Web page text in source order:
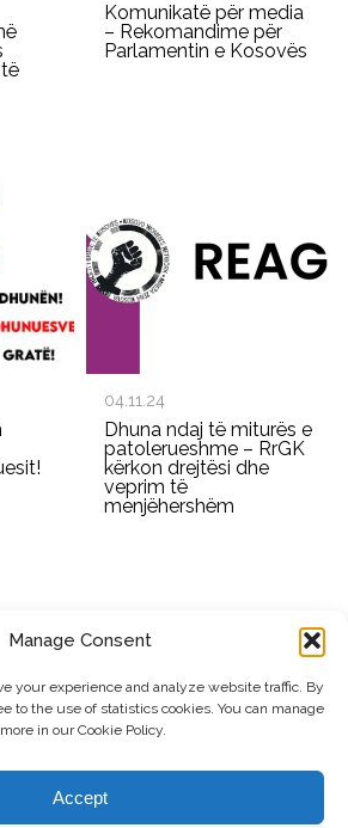
Manage Consent
your experience and analyze website traffic. By
to the use of statistics cookies. You can manage
in our Cookie Policy.
Accept
Komunikatë për media
– Rekomandime për
Parlamentin e Kosovës
04.11.24
Dhuna ndaj të miturës e
patolerueshme – RrGK
kërkon drejtësi dhe
veprim të
menjëhershëm
Dërgo
i Grave të Kosovës. Të gjitha të drejtat e